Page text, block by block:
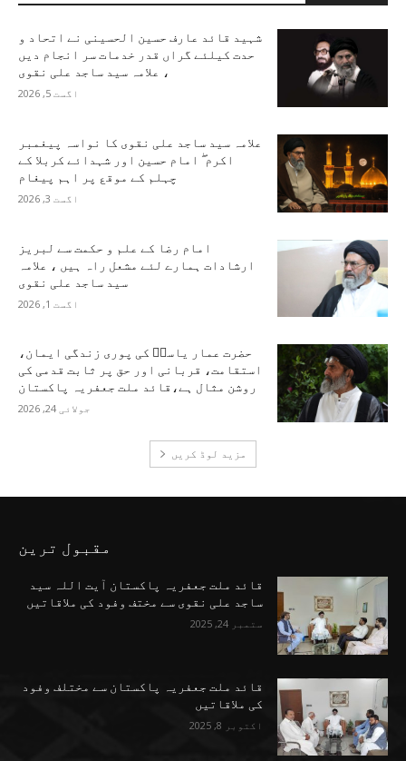
شہید قائد عارف حسین الحسینی نے اتحاد و
حدت کیلئے گراں قدر خدمات سر انجام دیں
، علامہ سید ساجد علی نقوی
اگست 5, 2026
علامہ سید ساجد علی نقوی کا نواسہ پیغمبر
اکرم ۖ امام حسین اور شہدائے کربلا کے
چہلم کے موقع پر اہم پیغام
اگست 3, 2026
امام رضا کے علم و حکمت سے لبریز
ارشادات ہمارے لئے مشعل راہ ہیں ، علامہ
سید ساجد علی نقوی
اگست 1, 2026
حضرت عمار یاسرؑ کی پوری زندگی ایمان،
استقامت، قربانی اور حق پر ثابت قدمی کی
روشن مثال ہے،قائد ملت جعفریہ پاکستان
جولائی 24, 2026
مزید لوڈ کریں
مقبول ترین
قائد ملت جعفریہ پاکستان آیت اللہ سید
ساجد علی نقوی سے مختف وفود کی ملاقاتیں
ستمبر 24, 2025
قائد ملت جعفریہ پاکستان سے مختلف وفود
کی ملاقاتیں
اکتوبر 8, 2025